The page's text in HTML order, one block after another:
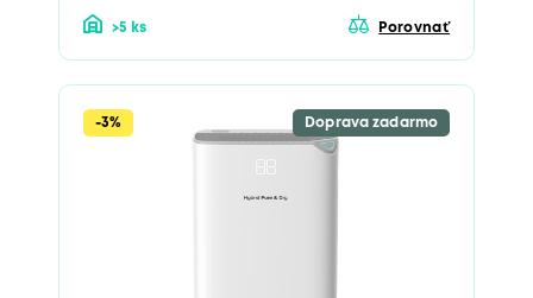
>5 ks Porovnať
-3% Doprava zadarmo